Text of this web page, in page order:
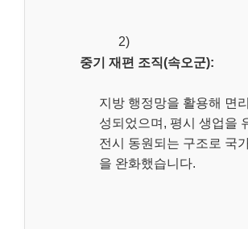
2)
중기 재편 조직(속오군):
지방 행정망을 활용해 면
성되었으며, 평시 생업을
전시 동원되는 구조로 국
을 완화했습니다.